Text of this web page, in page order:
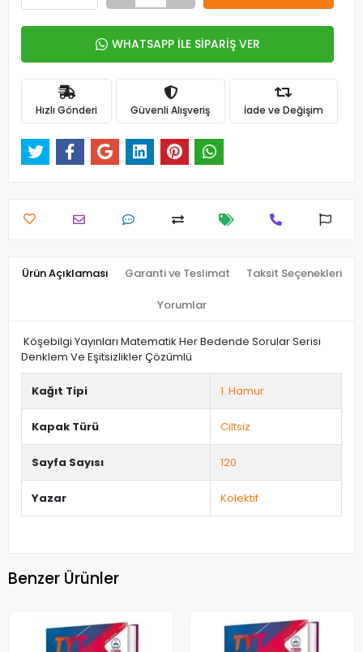
WHATSAPP İLE SİPARİŞ VER
Hızlı Gönderi Güvenli Alışveriş İade ve Değişim
Ürün Açıklaması Garanti ve Teslimat Taksit Seçenekleri
Yorumlar
Köşebilgi Yayınları Matematik Her Bedende Sorular Serisi
Denklem Ve Eşitsizlikler Çözümlü
Kağıt Tipi 1. Hamur
Kapak Türü Ciltsiz
Sayfa Sayısı 120
Yazar Kolektif
Benzer Ürünler